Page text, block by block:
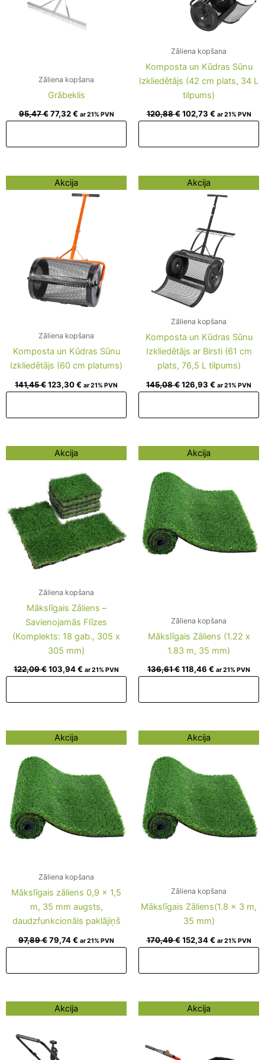
Zāliena kopšana
Grābeklis
95,47€ 77,32€ ar 21% PVN
Zāliena kopšana
Komposta un Kūdras Sūnu
Izkliedētājs (42 cm plats, 34 L
tilpums)
120,88€ 102,73 € ar 21% PVN
Akcija
Zāliena kopšana
Komposta un Kūdras Sūnu
Izkliedētājs (60 cm platums)
141,45€
Original
price
141,45 €.
123,30€
price
is:
123,30 €.
ar 21% PVN
Akcija
Zāliena kopšana
Komposta un Kūdras Sūnu
Izkliedētājs ar Birsti (61 cm
plats, 76,5 L tilpums)
145,08€
Original
price
145,08 €.
126,93 €
price
is:
126,93 €.
ar 21% PVN
Akcija
Zāliena kopšana
Mākslīgais Zāliens –
Savienojamās Flīzes
(Komplekts: 18 gab., 305 x
305 mm)
122,09€
Original
price
122,09 €.
103,94€
price
103,94 €.
ar 21% PVN
Akcija
Zāliena kopšana
Mākslīgais Zāliens (1.22 x
1.83 m, 35 mm)
136,61€
Original
price
136,61 €.
118,46 €
price
ar 21% PVN
Akcija
Zāliena kopšana
Mākslīgais zāliens 0,9 x 1,5
m, 35 mm augsts,
daudzfunkcionāls paklājiņš
97,89€
Original
price
97,89 €.
79,74€
price
ar 21% PVN
Akcija
Zāliena kopšana
Mākslīgais Zāliens(1.8 x 3 m,
35 mm)
170,49€
Original
price
170,49 €.
152,34€
price
ar 21% PVN
Akcija
Original
price
price
Akcija
Original
price
price